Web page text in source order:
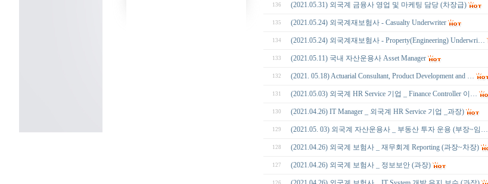
136 (2021.05.31) 외국계 금융사 영업 및 마케팅 담당 (차장급)
135 (2021.05.24) 외국계재보험사 - Casualty Underwriter
134 (2021.05.24) 외국계재보험사 - Property(Engineering) Underwri…
133 (2021.05.11) 국내 자산운용사 Asset Manager
132 (2021. 05.18) Actuarial Consultant, Product Development and …
131 (2021.05.03) 외국계 HR Service 기업 _ Finance Controller 이…
130 (2021.04.26) IT Manager _ 외국계 HR Service 기업 _과장)
129 (2021.05. 03) 외국계 자산운용사 _ 부동산 투자 운용 (부장~임…
128 (2021.04.26) 외국계 보험사 _ 재무회계 Reporting (과장~차장)
127 (2021.04.26) 외국계 보험사 _ 정보보안 (과장)
126